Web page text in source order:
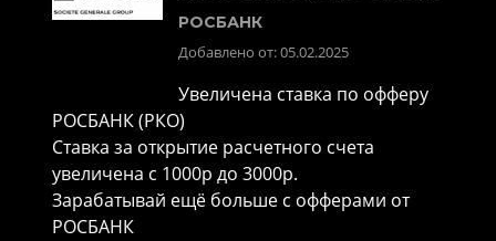
РОСБАНК
Добавлено от: 05.02.2025
Увеличена ставка по офферу
РОСБАНК (РКО)
Ставка за открытие расчетного счета
увеличена с 1000р до 3000р.
Зарабатывай ещё больше с офферами от
РОСБАНК